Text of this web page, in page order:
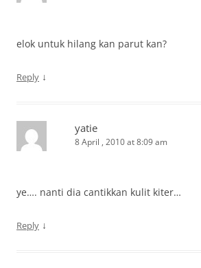
elok untuk hilang kan parut kan?
Reply ↓
yatie
8 April , 2010 at 8:09 am
ye…. nanti dia cantikkan kulit kiter…
Reply ↓